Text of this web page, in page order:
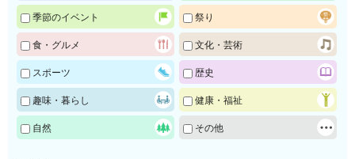
季節のイベント 祭り
食・グルメ 文化・芸術
スポーツ 歴史
趣味・暮らし 健康・福祉
自然 その他